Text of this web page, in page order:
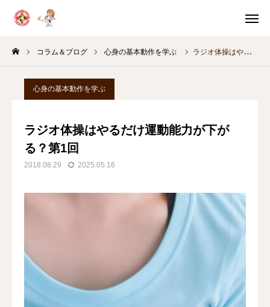
コラム＆ブログ 心身の基本動作を学ぶ ラジオ体操はやるだけ運動能力が下がる？第1回
心身の基本動作を学ぶ
ラジオ体操はやるだけ運動能力が下が
る？第1回
2018.08.29 2025.05.16
体験申込 体験案内
問い合わせ
HOME
コラム＆ブログ
問い合わせ＆体験